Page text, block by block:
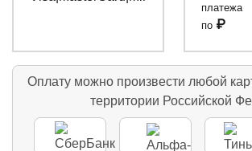
платежа
по ₽
Оплату можно произвести любой
территории Российской